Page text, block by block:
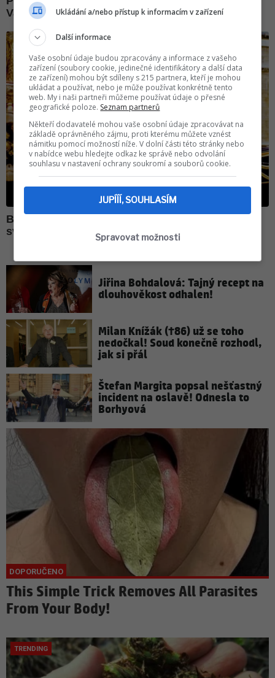
Jiřina Bohdalová: Tajný recept na
dlouhověkost odhalen!
Milan Knížák (†86) už se toho
nedočkal! Soud konečně rozhodl,
jak si přál
Štefan Margita popsal nešťastný
incident na oslavě! Odnesla to
Borhyová
This Simple Trick Removes All Parasites
From Your Body!
Ukládání a/nebo přístup k informacím v zařízení
Další informace
Vaše osobní údaje budou zpracovány a informace z vašeho
zařízení (soubory cookie, jedinečné identifikátory a další data
ze zařízení) mohou být sdíleny s 215 partnera, kteří je mohou
ukládat a používat, nebo je může používat konkrétně tento
web. My i naši partneři můžeme používat údaje o přesné
geografické poloze. Seznam partnerů
Někteří dodavatelé mohou vaše osobní údaje zpracovávat na
základě oprávněného zájmu, proti kterému můžete vznést
námitku pomocí možností níže. V dolní části této stránky nebo
v nabídce webu hledejte odkaz ke správě nebo odvolání
souhlasu v nastavení ochrany soukromí a souborů cookie.
JUPÍÍÍ, SOUHLASÍM
Spravovat možnosti